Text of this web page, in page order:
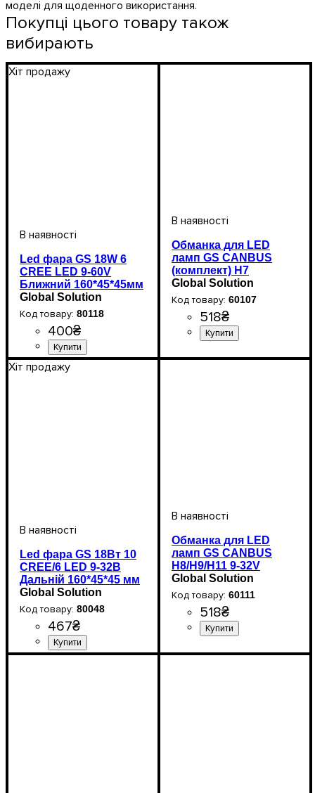
моделі для щоденного використання.
Покупці цього товару також
вибирають
Хіт продажу
Led фара GS 18W 6
CREE LED 9-60V
Ближний 160*45*45мм
Global Solution
80118
400₴
Кількість світлодіодів: 6
SMD
Напруга, V: 9-60V
Потужність, W: 18W
Кольорова Температура:
5000 К
Обманка для LED
ламп GS CANBUS
(комплект) Н7
Global Solution
60107
518₴
шт.
Хіт продажу
Led фара GS 18Вт 10
CREE/6 LED 9-32В
Дальній 160*45*45 мм
Global Solution
80048
467₴
Напруга, V: 9-32V
Кольорова Температура, K
Потужність, W: 48W
Тип світлодіодного елементу:
Світловий потік, LM:
Обманка для LED
ламп GS CANBUS
H8/H9/H11 9-32V
Global Solution
60111
518₴
шт.